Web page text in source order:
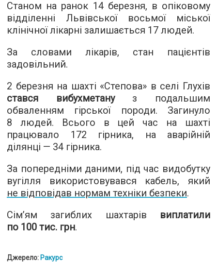
Станом на ранок 14 березня, в опіковому
відділенні Львівської восьмої міської
клінічної лікарні залишається 17 людей.
За словами лікарів, стан пацієнтів
задовільний.
2 березня на шахті «Степова» в селі Глухів
стався вибухметануз подальшим
обваленням гірської породи. Загинуло
8 людей. Всього в цей час на шахті
працювало 172 гірника, на аварійній
ділянці — 34 гірника.
За попередніми даними, під час видобутку
вугілля використовувався кабель, який
не відповідав нормам техніки безпеки.
Сім’ям загиблих шахтарів виплатили
по 100 тис. грн.
Джерело: Ракурс